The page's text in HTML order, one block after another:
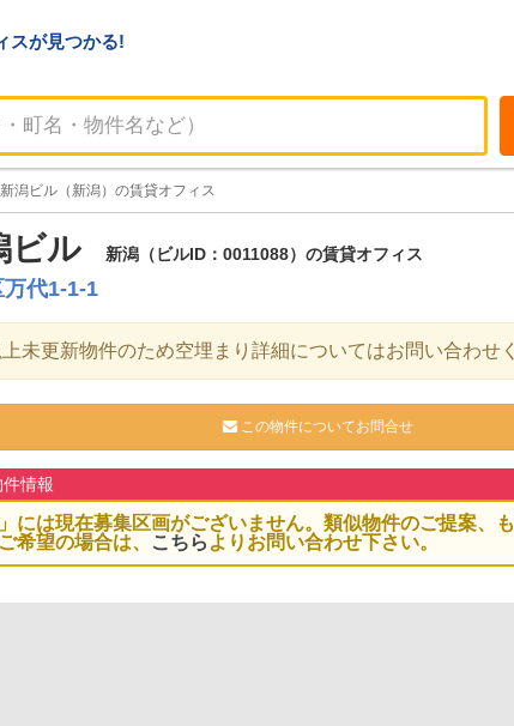
スが見つかる!
潟ビル（新潟）の賃貸オフィス
ビル 新潟（ビルID：0011088）の賃貸オフィス
代1-1-1
未更新物件のため空埋まり詳細についてはお問い合わせ
この物件についてお問合せ
情報
には現在募集区画がございません。類似物件のご提案、
希望の場合は、
こちら よりお問い合わせ下さい。